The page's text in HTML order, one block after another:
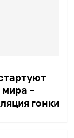
–
гонки